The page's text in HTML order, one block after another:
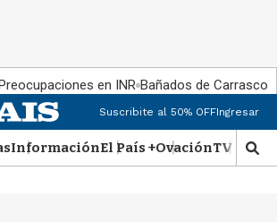
en INR Bañados de Carrasco
Suscribite al 50% OFFIngresar
InformaciónEl País +OvaciónTV Show
M
o